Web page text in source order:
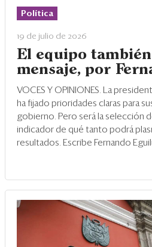
Política
19 de julio de 2026
El equipo
mensaje, por
VOCES Y OPINIONES. La
ha fijado prioridades claras para
gobierno. Pero será la selección
indicador de qué tanto podrá
resultados. Escribe Fernando